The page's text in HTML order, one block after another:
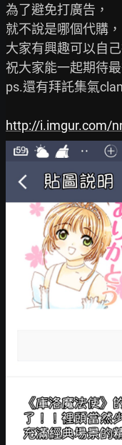
為了避免打廣告，
就不說是哪個代購，
大家有興趣可以自己
祝大家能一起期待
ps.還有拜託集氣
http://i.imgur.com/